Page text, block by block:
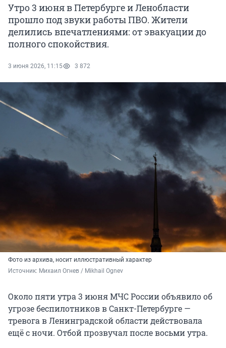
Утро 3 июня в Петербурге и Ленобласти
прошло под звуки работы ПВО. Жители
делились впечатлениями: от эвакуации до
полного спокойствия.
3 июня 2026, 11:15 3 872
Фото из архива, носит иллюстративный характер
Источник: Михаил Огнев / Mikhail Ognev
Около пяти утра 3 июня МЧС России объявило об
угрозе беспилотников в Санкт-Петербурге —
тревога в Ленинградской области действовала
ещё с ночи. Отбой прозвучал после восьми утра.